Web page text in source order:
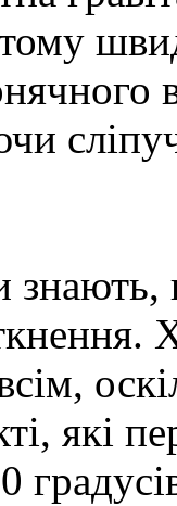
які